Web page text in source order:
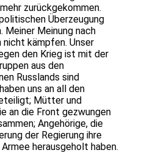
zurückgekommen.
Überzeugung
Meinung nach
kämpfen. Unser
den Krieg ist mit der
aus den
Russlands sind
uns an all den
Mütter und
an die Front gezwungen
Angehörige, die
der Regierung ihre
herausgeholt haben.